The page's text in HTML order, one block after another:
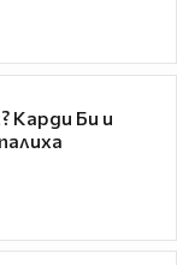
Карди Би и